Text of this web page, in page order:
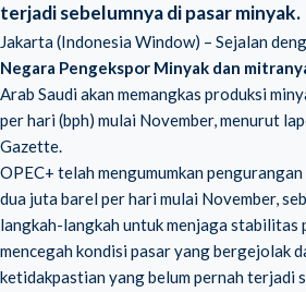
terjadi sebelumnya di pasar minyak.
Jakarta (Indonesia Window) – Sejalan
Negara Pengekspor Minyak dan
Arab Saudi akan memangkas produksi
per hari (bph) mulai November, menurut
Gazette.
OPEC+ telah mengumumkan
dua juta barel per hari mulai November,
langkah-langkah untuk menjaga stabilitas
mencegah kondisi pasar yang bergejolak
ketidakpastian yang belum pernah terjadi